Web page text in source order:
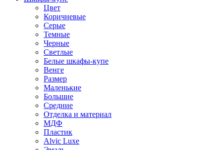
Цвет
Коричневые
Серые
Темные
Черные
Светлые
Белые шкафы-купе
Венге
Размер
Маленькие
Большие
Средние
Отделка и материал
МДФ
Пластик
Alvic Luxe